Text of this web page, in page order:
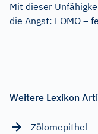
Mit dieser
die Angst: FOMO –
Weitere Lexikon
Zölomepithel